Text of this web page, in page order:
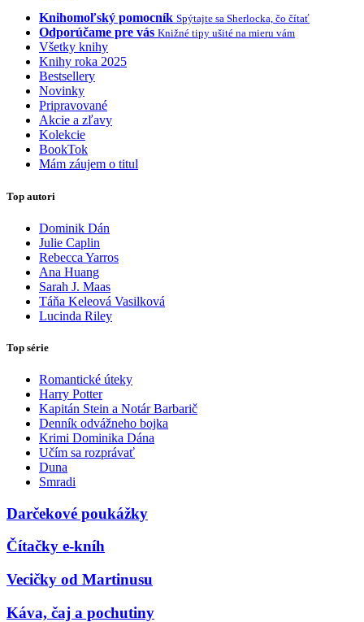
Knihomoľský pomocník Spýtajte sa Sherlocka, čo čítať
Odporúčame pre vás Knižné tipy ušité na mieru vám
Všetky knihy
Knihy roka 2025
Bestsellery
Novinky
Pripravované
Akcie a zľavy
Kolekcie
BookTok
Mám záujem o titul
Top autori
Dominik Dán
Julie Caplin
Rebecca Yarros
Ana Huang
Sarah J. Maas
Táňa Keleová Vasilková
Lucinda Riley
Top série
Romantické úteky
Harry Potter
Kapitán Stein a Notár Barbarič
Denník odvážneho bojka
Krimi Dominika Dána
Učím sa rozprávať
Duna
Smradi
Darčekové poukážky
Čítačky e-kníh
Vecičky od Martinusu
Káva, čaj a pochutiny